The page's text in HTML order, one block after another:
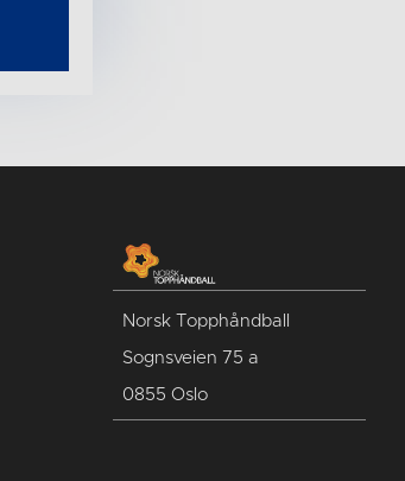
Norsk Topphåndball
Sognsveien 75 a
0855 Oslo